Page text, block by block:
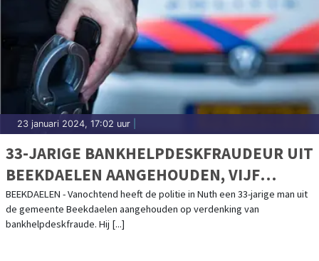
23 januari 2024, 17:02 uur
33-JARIGE BANKHELPDESKFRAUDEUR UIT
BEEKDAELEN AANGEHOUDEN, VIJF
SLACHTOFFERS
BEEKDAELEN - Vanochtend heeft de politie in Nuth een 33-jarige man uit
de gemeente Beekdaelen aangehouden op verdenking van
bankhelpdeskfraude. Hij [...]